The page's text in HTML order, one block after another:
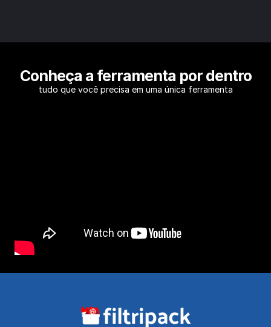
Conheça a ferramenta por dentro
tudo que você precisa em uma única ferramenta